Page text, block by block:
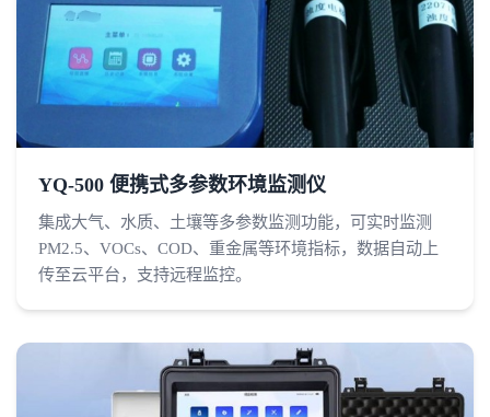
YQ-500 便携式多参数环境监测仪
集成大气、水质、土壤等多参数监测功能，可实时监测
PM2.5、VOCs、COD、重金属等环境指标，数据自动上
传至云平台，支持远程监控。